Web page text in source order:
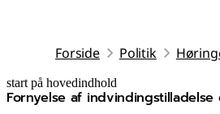
Forside Politik
start på hovedindhold
Fornyelse af
senest opdateret 8. december 2025